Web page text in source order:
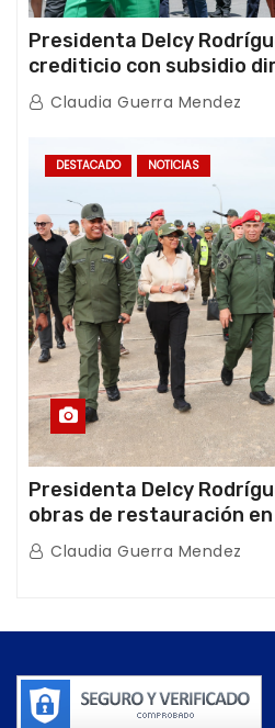
Presidenta Delcy
crediticio con subsidio
con Juntas de Condominio
Claudia Guerra Mendez
DESTACADO NOTICIAS
Presidenta Delcy
obras de restauración
afectaciones sísmicas en
Claudia Guerra Mendez